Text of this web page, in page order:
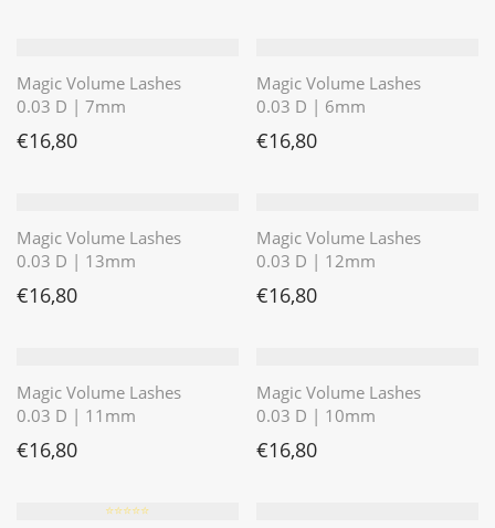
Magic Volume Lashes
0.03 D | 7mm
€16,80
Magic Volume Lashes
0.03 D | 6mm
€16,80
Magic Volume Lashes
0.03 D | 13mm
€16,80
Magic Volume Lashes
0.03 D | 12mm
€16,80
Magic Volume Lashes
0.03 D | 11mm
€16,80
Magic Volume Lashes
0.03 D | 10mm
€16,80
⭐️⭐️⭐️⭐️⭐️